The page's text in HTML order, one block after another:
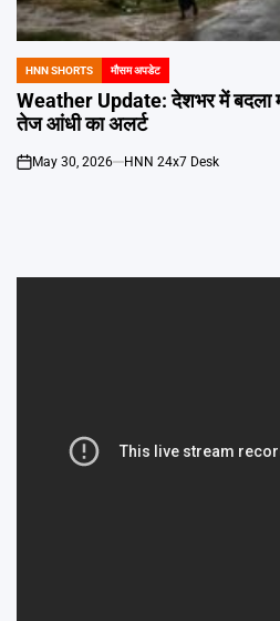
POSTED
IN
HNN SHORTS मौसम अपडेट
Weather Update: देशभर में बदला
तेज आंधी का अलर्ट
on
May 30, 2026 HNN 24x7 Desk